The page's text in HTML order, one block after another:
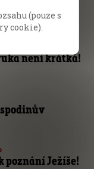
není krátká!
poznání Ježíše!
(pouze s
cookie).